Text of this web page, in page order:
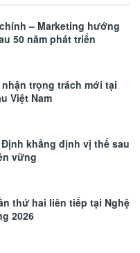
– Marketing hướng
50 năm phát triển
nhận trọng trách mới tại
Việt Nam
khẳng định vị thế sau
vững
thứ hai liên tiếp tại Nghệ
2026